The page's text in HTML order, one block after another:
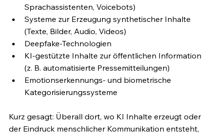
Sprachassistenten, Voicebots)
Systeme zur Erzeugung synthetischer Inhalte
(Texte, Bilder, Audio, Videos)
Deepfake-Technologien
KI-gestützte Inhalte zur öffentlichen Information
(z. B. automatisierte Pressemitteilungen)
Emotionserkennungs- und biometrische
Kategorisierungssysteme
Kurz gesagt: Überall dort, wo KI Inhalte erzeugt oder
der Eindruck menschlicher Kommunikation entsteht,